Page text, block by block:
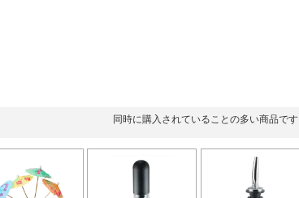
同時に購入されていることの多い商品です